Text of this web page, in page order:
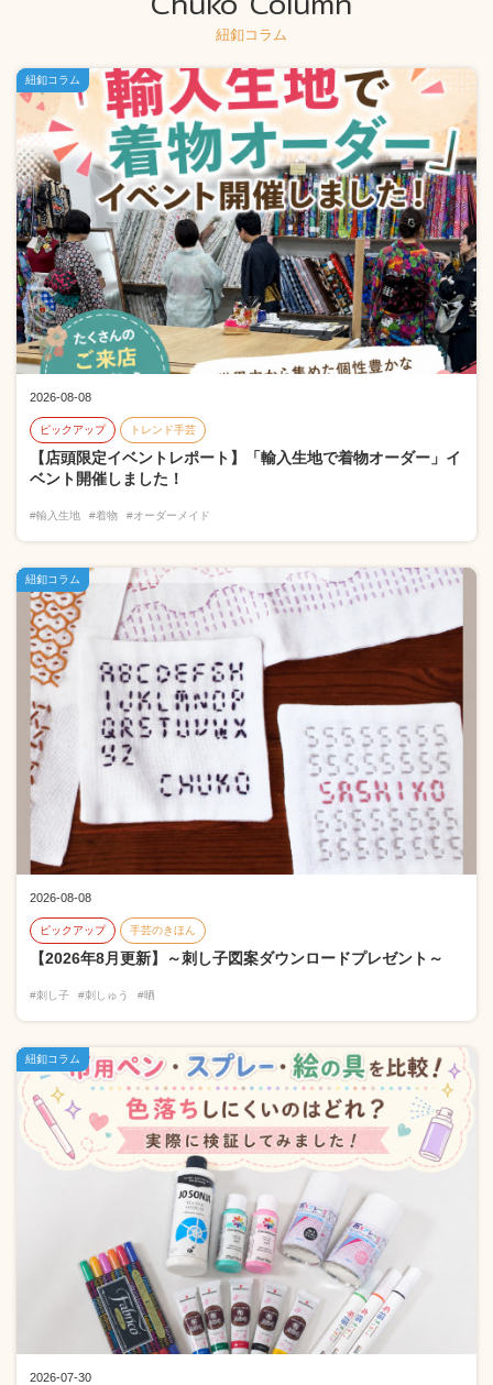
紐釦コラム
2026-08-08
ピックアップ トレンド手芸
【店頭限定イベントレポート】「輸入生地で着物オーダー」イ
ベント開催しました！
#輸入生地 #着物 #オーダーメイド
紐釦コラム
2026-08-08
ピックアップ 手芸のきほん
【2026年8月更新】～刺し子図案ダウンロードプレゼント～
#刺し子 #刺しゅう #晒
紐釦コラム
2026-07-30
紐釦コラム